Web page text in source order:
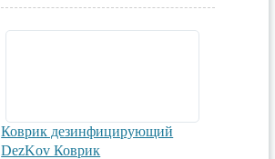
Коврик дезинфицирующий
DezKov Коврик